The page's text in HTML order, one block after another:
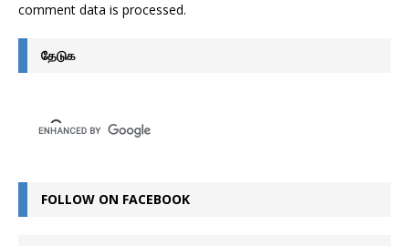
comment data is processed.
தேடுக
FOLLOW ON FACEBOOK